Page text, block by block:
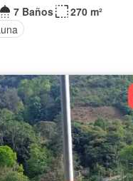
7 Baños
270 m²